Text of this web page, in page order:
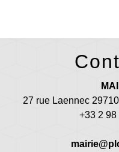
27 rue Laennec
+33 2 98